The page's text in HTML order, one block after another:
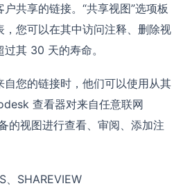
共享的链接。“共享视图”选项板
，您可以在其中访问注释、删除视
其 30 天的寿命。
自您的链接时，他们可以使用从其
查看器对来自任意联网
的视图进行查看、审阅、添加注
、SHAREVIEW